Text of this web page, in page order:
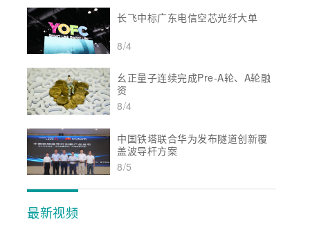
长飞中标广东电信空芯光纤大单
8/4
幺正量子连续完成Pre-A轮、A轮融
资
8/4
中国铁塔联合华为发布隧道创新覆
盖波导杆方案
8/5
最新视频